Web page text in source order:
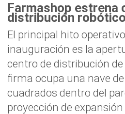
Farmashop estrena
distribución robótico
El principal hito
inauguración es la
centro de distribución
firma ocupa una nave
cuadrados dentro del
proyección de